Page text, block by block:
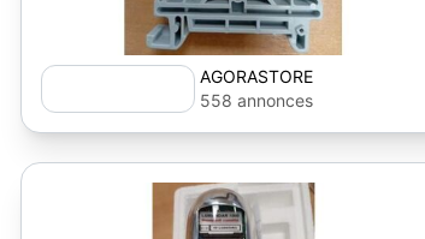
AGORASTORE
558 annonces